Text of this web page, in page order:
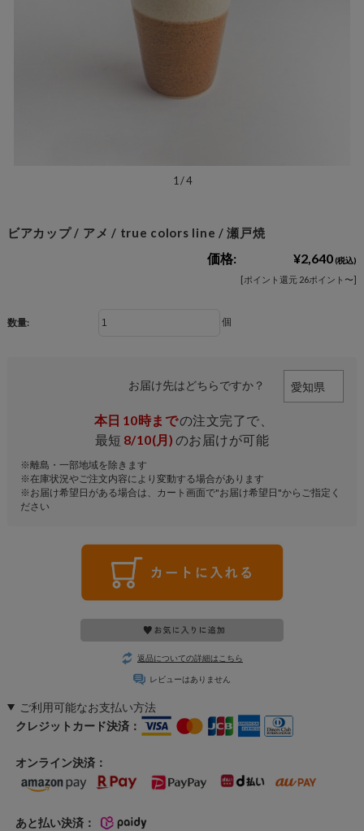
1 /4
ビアカップ / アメ / true colors line / 瀬戸焼
価格: ¥2,640(税込)
[ポイント還元 26ポイント〜]
数量: 個
お届け先はどちらですか？
本日 10時までの注文完了で、
最短 8/10(月) のお届けが可能
※離島・一部地域を除きます
※在庫状況やご注文内容により変動する場合があります
※お届け希望日がある場合は、カート画面で"お届け希望日"からご指定く
ださい
返品についての詳細はこちら
レビューはありません
ご利用可能なお支払い方法
クレジットカード決済：
オンライン決済：
あと払い決済：